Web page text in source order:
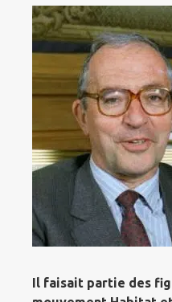
Il faisait partie des